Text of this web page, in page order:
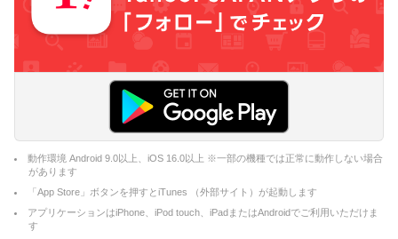
動作環境 Android 9.0以上、iOS 16.0以上 ※一部の機種では正常に動作しない場合
があります
「App Store」ボタンを押すとiTunes （外部サイト）が起動します
アプリケーションはiPhone、iPod touch、iPadまたはAndroidでご利用いただけま
す